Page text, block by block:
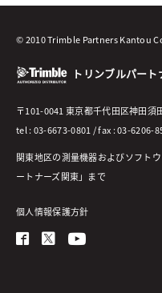
© 2010 Trimble Partners Kantou
トリンブルパー
〒101-0041 東京都千代田区神田須
tel : 03-6673-0801 / fax : 03-6206-
関東地区の測量機器およびソフト
ートナーズ関東」まで
個人情報保護方針